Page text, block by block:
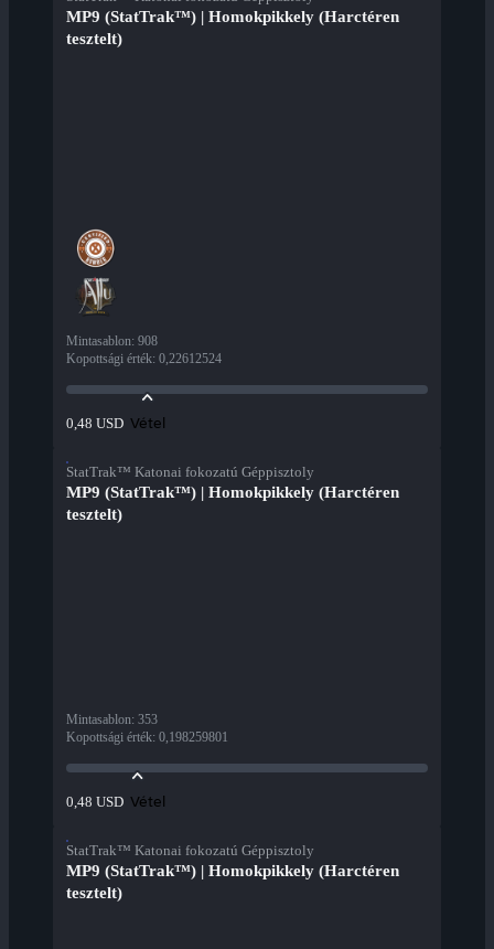
MP9 (StatTrak™) | Homokpikkely (Harctéren
tesztelt)
Mintasablon: 908
Kopottsági érték: 0,22612524
0,48 USD Vétel
StatTrak™ Katonai fokozatú Géppisztoly
MP9 (StatTrak™) | Homokpikkely (Harctéren
tesztelt)
Mintasablon: 353
Kopottsági érték: 0,198259801
0,48 USD Vétel
StatTrak™ Katonai fokozatú Géppisztoly
MP9 (StatTrak™) | Homokpikkely (Harctéren
tesztelt)